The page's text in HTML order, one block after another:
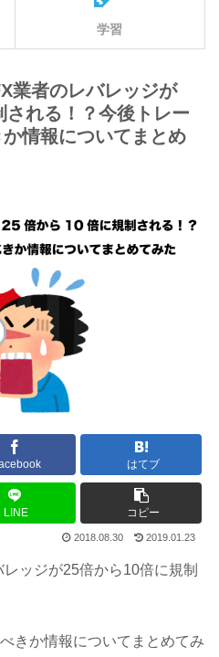
学習
業者のレバレッジが
れる！？今後トレー
情報についてまとめ
はてブ
LINE コピー
2018.08.30 2019.01.23
ッジが25倍から10倍に規制
きか情報についてまとめてみ